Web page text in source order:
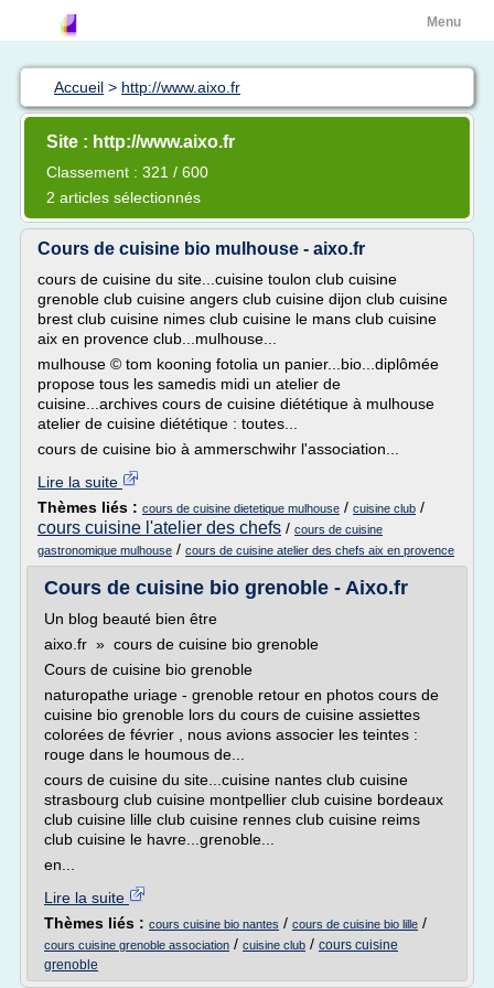
Menu
Accueil > http://www.aixo.fr
Site : http://www.aixo.fr
Classement : 321 / 600
2 articles sélectionnés
Cours de cuisine bio mulhouse - aixo.fr
cours de cuisine du site...cuisine toulon club cuisine
grenoble club cuisine angers club cuisine dijon club cuisine
brest club cuisine nimes club cuisine le mans club cuisine
aix en provence club...mulhouse...
mulhouse © tom kooning fotolia un panier...bio...diplômée
propose tous les samedis midi un atelier de
cuisine...archives cours de cuisine diététique à mulhouse
atelier de cuisine diététique : toutes...
cours de cuisine bio à ammerschwihr l'association...
Lire la suite
Thèmes liés : cours de cuisine dietetique mulhouse / cuisine club /
cours cuisine l'atelier des chefs / cours de cuisine
gastronomique mulhouse / cours de cuisine atelier des chefs aix en provence
Cours de cuisine bio grenoble - Aixo.fr
Un blog beauté bien être
aixo.fr » cours de cuisine bio grenoble
Cours de cuisine bio grenoble
naturopathe uriage - grenoble retour en photos cours de
cuisine bio grenoble lors du cours de cuisine assiettes
colorées de février , nous avions associer les teintes :
rouge dans le houmous de...
cours de cuisine du site...cuisine nantes club cuisine
strasbourg club cuisine montpellier club cuisine bordeaux
club cuisine lille club cuisine rennes club cuisine reims
club cuisine le havre...grenoble...
en...
Lire la suite
Thèmes liés : cours cuisine bio nantes / cours de cuisine bio lille /
cours cuisine grenoble association / cuisine club / cours cuisine
grenoble